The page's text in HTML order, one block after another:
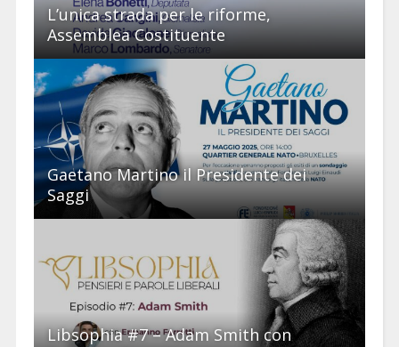
L’unica strada per le riforme,
Assemblea Costituente
Gaetano Martino il Presidente dei
Saggi
Libsophia #7 – Adam Smith con